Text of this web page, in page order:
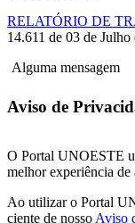
RELATÓRIO DE
14.611 de 03 de Julho
Alguma mensagem
Aviso de
O Portal UNOESTE
melhor experiência de
Ao utilizar o Portal
ciente de nosso Aviso